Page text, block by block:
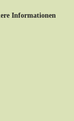
Informationen